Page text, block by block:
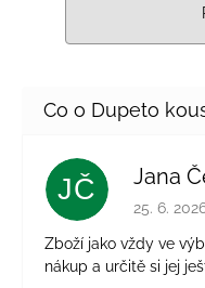
JČ Jana
25. 6.
Zboží jako vždy ve
nákup a určitě si jej